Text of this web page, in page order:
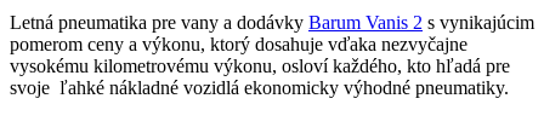
Letná pneumatika pre vany a dodávky Barum Vanis 2 s vynikajúcim
pomerom ceny a výkonu, ktorý dosahuje vďaka nezvyčajne
vysokému kilometrovému výkonu, osloví každého, kto hľadá pre
svoje ľahké nákladné vozidlá ekonomicky výhodné pneumatiky.